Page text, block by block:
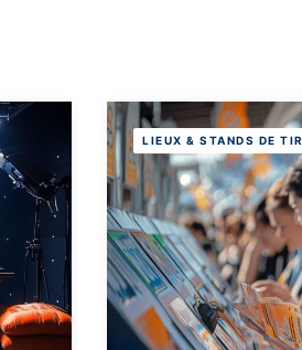
LIEUX & STANDS DE TIR